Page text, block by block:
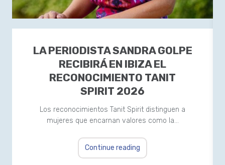
LA PERIODISTA SANDRA GOLPE
RECIBIRÁ EN IBIZA EL
RECONOCIMIENTO TANIT
SPIRIT 2026
Los reconocimientos Tanit Spirit distinguen a
mujeres que encarnan valores como la…
Continue reading